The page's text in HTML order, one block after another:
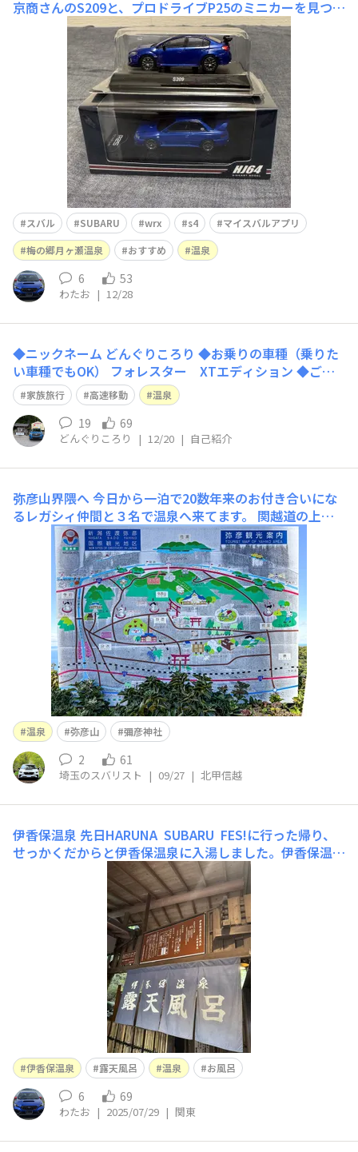
京商さんのS209と、プロドライブP25のミニカーを見つ
け、自分への誕プレ&クリプレとして購入しました。26日
は仕事へ行く前に、この画像撮るだけで終わりました…2
7日にディーラーへ顔出す予定が、ひどい頭痛で動けず、
今日はもう年末休業に入っているという…😫で、今日
スバル SUBARU wrx s4
マイスバルアプリ
梅の郷月ヶ瀬温泉
おすすめ 温泉
6 53
わたお | 12/28
◆ニックネーム どんぐりころり ◆お乗りの車種（乗りた
い車種でもOK） フォレスター XTエディション ◆ご自
由に自己紹介をどうぞ！ フォレスターをSGのXbreak、S
Kのアドバンスに続いてSKのXTエディションに乗り継い
でいます。 ３種類のエンジン特性を楽しんでいます。 我
が家の長距離高速移
家族旅行 高速移動 温泉
19 69
どんぐりころり | 12/20 | 自己紹介
弥彦山界隈へ 今日から一泊で20数年来のお付き合いにな
るレガシィ仲間と３名で温泉へ来てます。 関越道の上里S
Aに集合してから新潟県の弥彦を巡ってから大湯温泉で一
泊。＊時間に余裕があったので花園ICまで下道栄PAのET
CスマートICを下車ココまでは好燃費［18.7km/L］凄い2
51.8km走行時点であと
温泉 弥彦山 彌彦神社
2 61
埼玉のスバリスト | 09/27 | 北甲信越
伊香保温泉 先日HARUNA SUBARU FES!に行った帰り、
せっかくだからと伊香保温泉に入湯しました。伊香保温泉
露天風呂は源泉掛け流しのアメニティもタオルしかない素
朴なお風呂でしたが、それがいい風情でした♨️手前がぬる
め、奥があつめのお湯です。ラドン発見の碑と温泉の噴出
伊香保温泉 露天風呂 温泉 お風呂
6 69
わたお | 2025/07/29 | 関東